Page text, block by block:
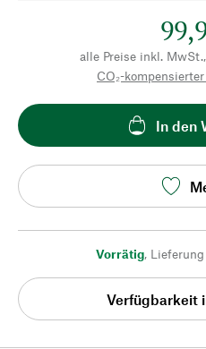
alle Preise inkl.
CO₂-
In den
Vorrätig,
Verfügbarkeit